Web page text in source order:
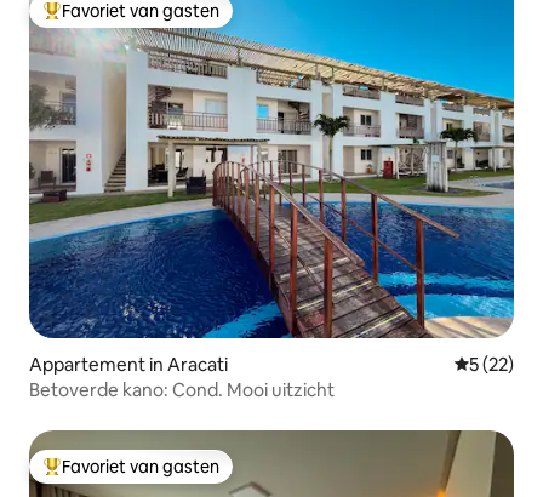
Topfavoriet van gasten
Favoriet van gasten
Appartement in Aracati
5 (22)
Betoverde kano: Cond. Mooi uitzicht
Topfavoriet van gasten
Favoriet van gasten